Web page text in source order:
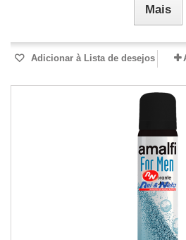
Mais
Adicionar à Lista de desejos